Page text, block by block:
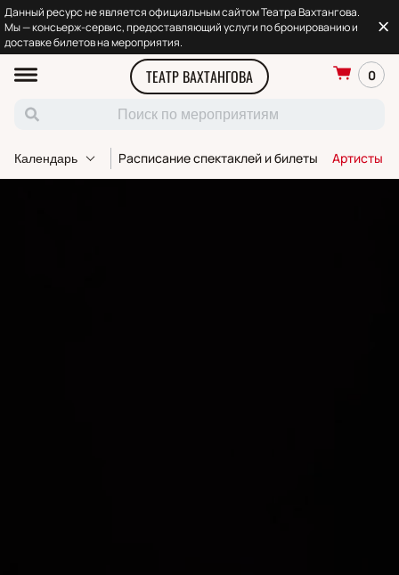
Данный ресурс не является официальным сайтом Театра Вахтангова.
Мы — консьерж-сервис, предоставляющий услуги по бронированию и
доставке билетов на мероприятия.
ТЕАТР ВАХТАНГОВА 0
Календарь Расписание спектаклей и билеты Артисты